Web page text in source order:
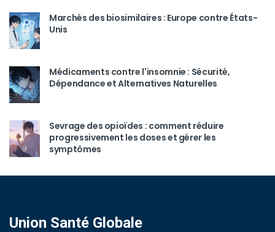
Marchés des biosimilaires : Europe contre États-
Unis
Médicaments contre l'insomnie : Sécurité,
Dépendance et Alternatives Naturelles
Sevrage des opioïdes : comment réduire
progressivement les doses et gérer les
symptômes
Union Santé Globale